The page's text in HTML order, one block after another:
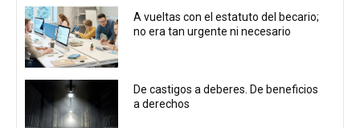
A vueltas con el estatuto del becario;
no era tan urgente ni necesario
De castigos a deberes. De beneficios
a derechos